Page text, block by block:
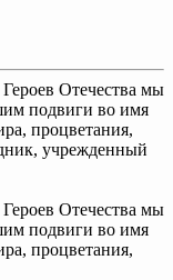
Отечества мы
подвиги во имя
процветания,
учрежденный
Отечества мы
подвиги во имя
процветания,